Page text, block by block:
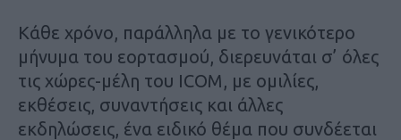
Κάθε χρόνο, παράλληλα με το γενικότερο
μήνυμα του εορτασμού, διερευνάται σ’ όλες
τις χώρες-μέλη του ICOM, με ομιλίες,
εκθέσεις, συναντήσεις και άλλες
εκδηλώσεις, ένα ειδικό θέμα που συνδέεται